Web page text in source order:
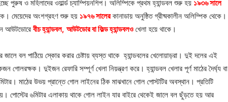
পুরুষ ও মহিলাদের ওয়ার্ল্ড চ্যাম্পিয়নশিপ। অলিম্পিকে প্রথম হ্যান্ডবল শুরু হয় ১৯৩৬ সালে
মেয়েদের অংশগ্রহণ শুরু হয় ১৯৭৬ সালেরকানাডায় অনুষ্ঠিত গ্রীষ্মকালীন অলিম্পিক থেকে।
আউটডোরে বীচ হ্যান্ডবল, আউটডোর বা ফিল্ড হ্যান্ডবলওখেলা হয়ে থাকে।
বল পাঠিয়ে স্কোর করার চেষ্টায় ব্যস্ত থাকে হ্যান্ডবলের খেলোয়াড়রা। দুই দলের এই
গোলরক্ষক। দুইজন রেফারি সম্পূর্ণ খেলা নিয়ন্ত্রণ করে। হ্যান্ডবল খেলার পূর্ণ মাঠের দৈর্ঘ্য বা
মাঠের উভয় প্রান্তে গোল লাইনের ঠিক মাঝখানে গোল পোস্টটির অবস্থান। প্রতিটি
পোস্টের ৬মিটার এলাকায় থাকে গোল লাইন যার বাইরে থেকেই জালে বল ছুঁড়তে হয় আর